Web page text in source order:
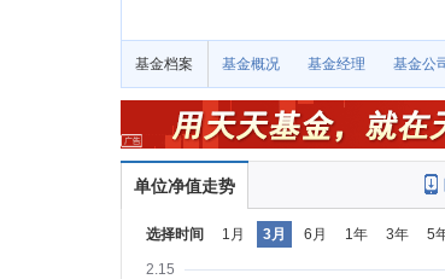
基金档案 基金概况 基金经理 基金公
单位净值走势
选择时间 1月 3月 6月 1年 3年 5
2.15